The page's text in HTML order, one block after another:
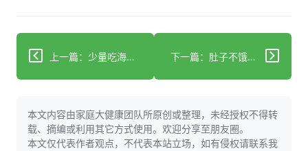
上一篇：少量吃海鲜也消化不良？3个关键因素帮你科学避坑 下一篇：肚子不饿却“咕噜叫”？可能是肠道菌群在“闹脾气”
本文内容由家庭大健康团队所原创或整理，未经授权不得转
载、摘编或利用其它方式使用。欢迎分享至朋友圈。
本文仅代表作者观点，不代表本站立场，如有侵权请联系我